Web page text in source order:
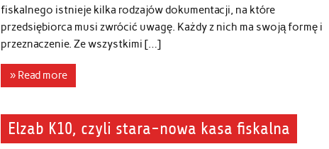
fiskalnego istnieje kilka rodzajów dokumentacji, na które
przedsiębiorca musi zwrócić uwagę. Każdy z nich ma swoją formę i
przeznaczenie. Ze wszystkimi […]
» Read more
Elzab K10, czyli stara-nowa kasa fiskalna